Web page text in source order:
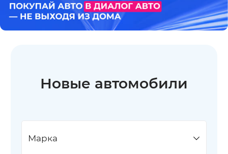
Новые автомобили
Марка